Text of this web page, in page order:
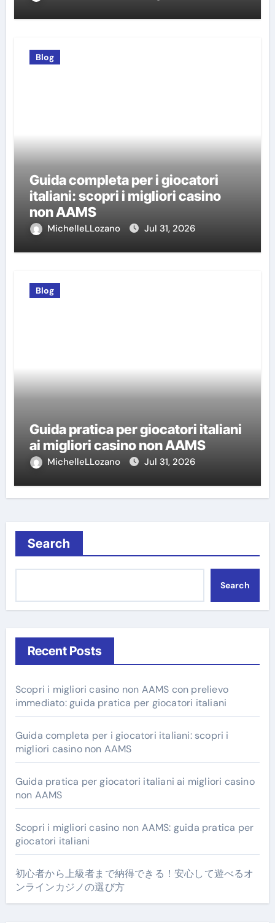
Blog
Guida completa per i giocatori
italiani: scopri i migliori casino
non AAMS
MichelleLLozano Jul 31, 2026
Blog
Guida pratica per giocatori italiani
ai migliori casino non AAMS
MichelleLLozano Jul 31, 2026
Search
Search
Recent Posts
Scopri i migliori casino non AAMS con prelievo
immediato: guida pratica per giocatori italiani
Guida completa per i giocatori italiani: scopri i
migliori casino non AAMS
Guida pratica per giocatori italiani ai migliori casino
non AAMS
Scopri i migliori casino non AAMS: guida pratica per
giocatori italiani
初心者から上級者まで納得できる！安心して遊べるオ
ンラインカジノの選び方